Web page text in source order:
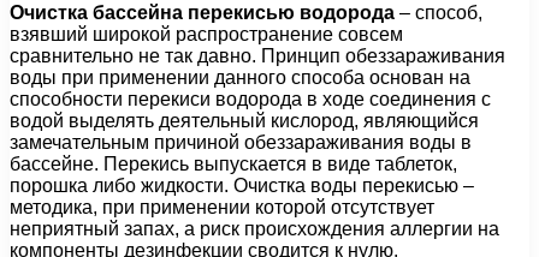
Очистка бассейна перекисью водорода – способ,
взявший широкой распространение совсем
сравнительно не так давно. Принцип обеззараживания
воды при применении данного способа основан на
способности перекиси водорода в ходе соединения с
водой выделять деятельный кислород, являющийся
замечательным причиной обеззараживания воды в
бассейне. Перекись выпускается в виде таблеток,
порошка либо жидкости. Очистка воды перекисью –
методика, при применении которой отсутствует
неприятный запах, а риск происхождения аллергии на
компоненты дезинфекции сводится к нулю.